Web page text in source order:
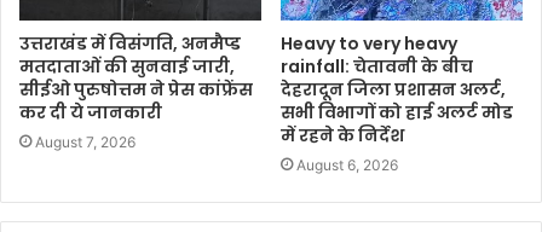
उत्तराखंड में विसंगति, अनमैप्ड
मतदाताओं की सुनवाई जारी,
सीईओ पुरुषोत्तम ने प्रेस कांफ्रेंस
कर दी ये जानकारी
August 7, 2026
Heavy to very heavy
rainfall: चेतावनी के बीच
देहरादून जिला प्रशासन अलर्ट,
सभी विभागों को हाई अलर्ट मोड
में रहने के निर्देश
August 6, 2026